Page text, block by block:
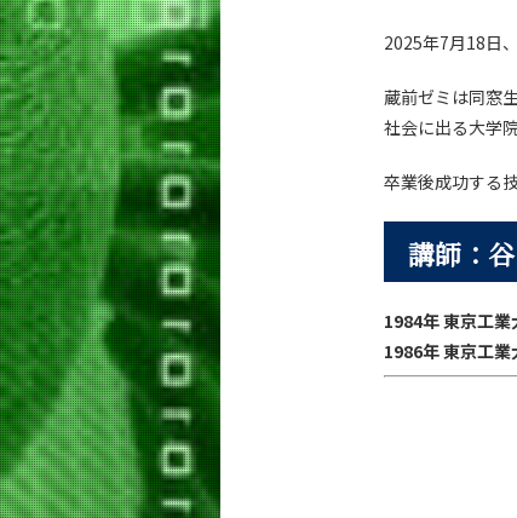
2025年7月18日
蔵前ゼミは同窓
社会に出る大学
卒業後成功する
講師：
1984年 東京工
1986年 東京工
イベントカレンダー